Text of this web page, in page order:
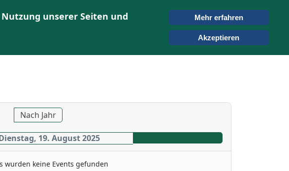
| TERMINE KONTAKT SUCHEN
Nach Jahr
19. August 2025
wurden keine Events gefunden
unserer Seiten und
Mehr erfahren
Akzeptieren